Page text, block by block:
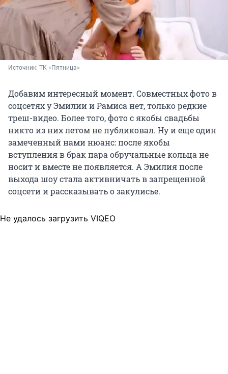
Источник: ТК «Пятница»
Добавим интересный момент. Совместных фото в
соцсетях у Эмилии и Рамиса нет, только редкие
треш-видео. Более того, фото с якобы свадьбы
никто из них летом не публиковал. Ну и еще один
замеченный нами нюанс: после якобы
вступления в брак пара обручальные кольца не
носит и вместе не появляется. А Эмилия после
выхода шоу стала активничать в запрещенной
соцсети и рассказывать о закулисье.
Не удалось загрузить VIQEO